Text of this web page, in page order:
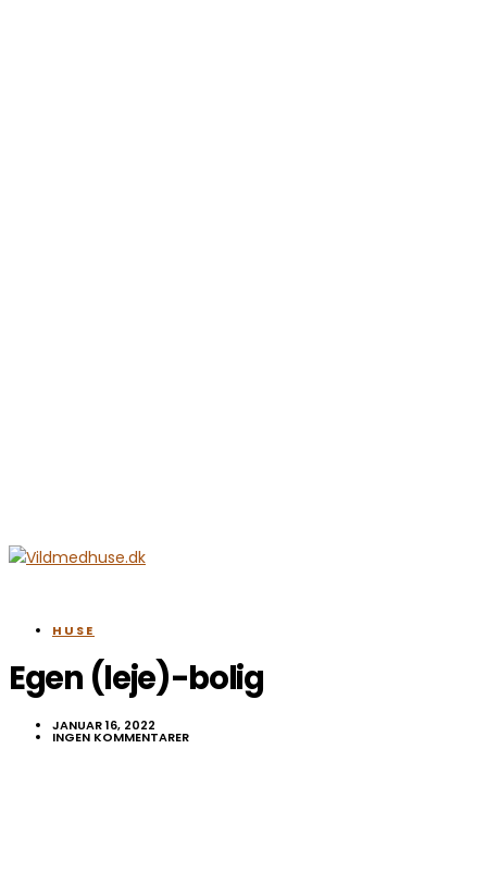
HUSE
Egen (leje)-bolig
JANUAR 16, 2022
INGEN KOMMENTARER